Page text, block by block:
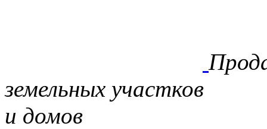
земельных участков
и домов